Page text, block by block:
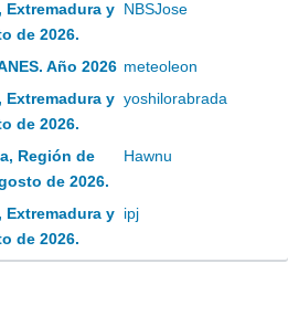
Extremadura y
de 2026.
NBSJose
Año 2026 meteoleon
Extremadura y
de 2026.
yoshilorabrada
Región de
de 2026.
Hawnu
Extremadura y
de 2026.
ipj